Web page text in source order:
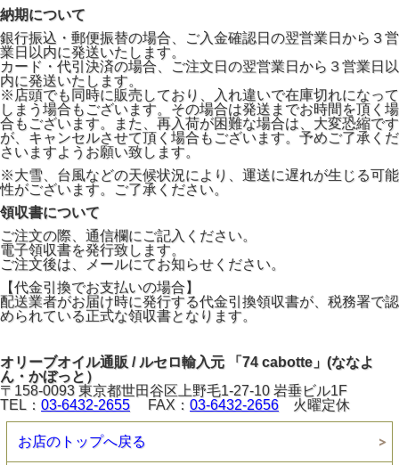
納期について
銀行振込・郵便振替の場合、ご入金確認日の翌営業日から３営
業日以内に発送いたします。
カード・代引決済の場合、ご注文日の翌営業日から３営業日以
内に発送いたします。
※店頭でも同時に販売しており、入れ違いで在庫切れになって
しまう場合もございます。その場合は発送までお時間を頂く場
合もございます。また、再入荷が困難な場合は、大変恐縮です
が、キャンセルさせて頂く場合もございます。予めご了承くだ
さいますようお願い致します。
※大雪、台風などの天候状況により、運送に遅れが生じる可能
性がございます。ご了承ください。
領収書について
ご注文の際、通信欄にご記入ください。
電子領収書を発行致します。
ご注文後は、メールにてお知らせください。
【代金引換でお支払いの場合】
配送業者がお届け時に発行する代金引換領収書が、税務署で認
められている正式な領収書となります。
オリーブオイル通販 / ルセロ輸入元 「74 cabotte」(ななよ
ん・かぼっと）
〒158-0093 東京都世田谷区上野毛1-27-10 岩垂ビル1F
TEL： 03-6432-2655 FAX： 03-6432-2656 火曜定休
お店のトップへ戻る